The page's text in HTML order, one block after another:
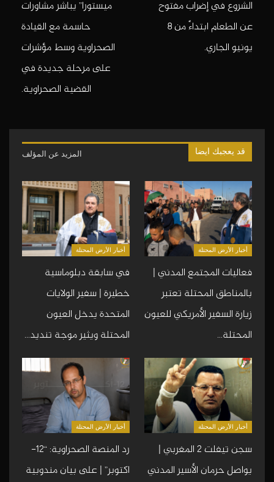
الشروع في إضراب مفتوح
عن الطعام ابتداءً من 8
يونيو الجاري.
ميستورا” يباشر مشاورات
حاسمة مع القيادة
الصحراوية وسط مؤشرات
على مرحلة جديدة في
القضية الصحراوية.
قد يعجبك ايضا المزيد عن المؤلف
أخبار الأرض المحتلة
فعاليات المجتمع المدني |
بالمناطق المحتلة تعتبر
زيارة السفير الأمريكي للعيون
المحتلة…
أخبار الأرض المحتلة
في سابقة دبلوماسية
خطيرة | سفير الولايات
المتحدة يدخل العيون
المحتلة ويثير موجة تنديد…
أخبار الأرض المحتلة
سجن تيفلت 2 المغربي |
يواصل حرمان الأسير المدني
أخبار الأرض المحتلة
رد المنصة الصحراوية: “12-
اكتوبر” | على بيان مندوبية